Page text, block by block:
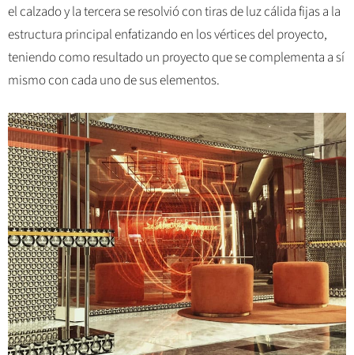
el calzado y la tercera se resolvió con tiras de luz cálida fijas a la
estructura principal enfatizando en los vértices del proyecto,
teniendo como resultado un proyecto que se complementa a sí
mismo con cada uno de sus elementos.